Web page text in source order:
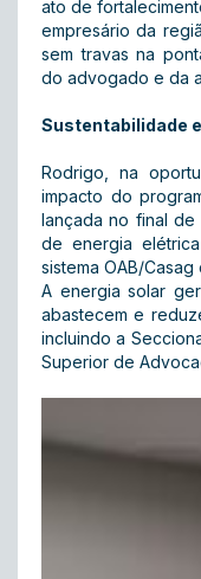
ato de
empresário da
sem travas na
do advogado e da
Sustentabilidade
Rodrigo, na
impacto do
lançada no final
de energia
sistema OAB/
A energia solar
abastecem e
incluindo a
Superior de